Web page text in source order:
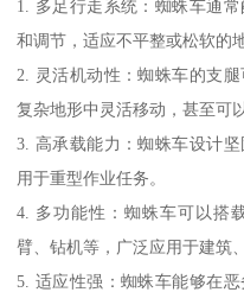
1. 多足行走系统：蜘蛛车通
和调节，适应不平整或松软的
2. 灵活机动性：蜘蛛车的支
复杂地形中灵活移动，甚至可
3. 高承载能力：蜘蛛车设计
用于重型作业任务。
4. 多功能性：蜘蛛车可以搭
臂、钻机等，广泛应用于建筑
5. 适应性强：蜘蛛车能够在